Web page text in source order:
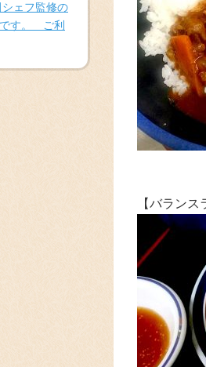
ェフ監修の
す。 ご利
【バランス